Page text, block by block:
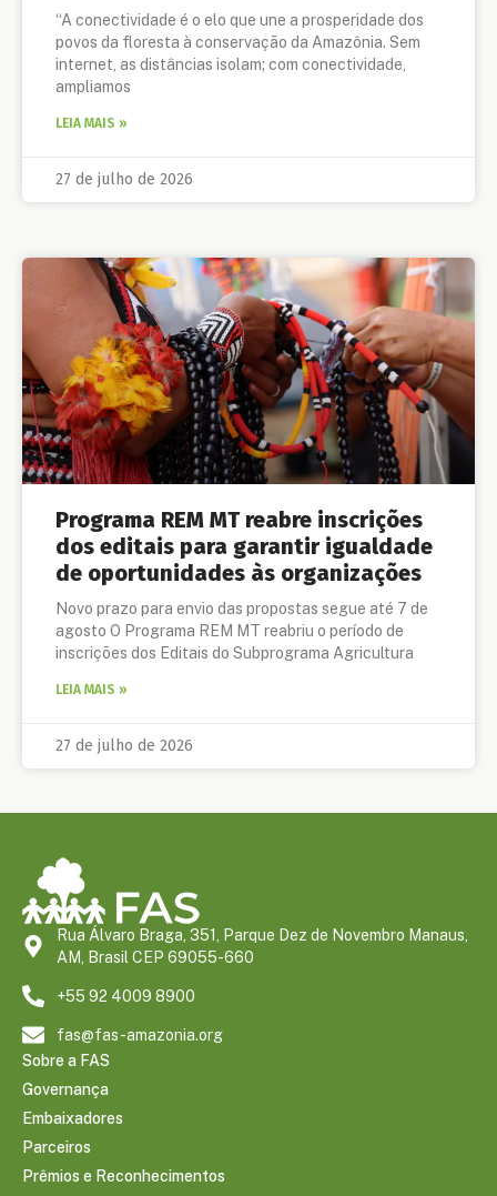
“A conectividade é o elo que une a prosperidade dos
povos da floresta à conservação da Amazônia. Sem
internet, as distâncias isolam; com conectividade,
ampliamos
LEIA MAIS »
27 de julho de 2026
Programa REM MT reabre inscrições
dos editais para garantir igualdade
de oportunidades às organizações
Novo prazo para envio das propostas segue até 7 de
agosto O Programa REM MT reabriu o período de
inscrições dos Editais do Subprograma Agricultura
LEIA MAIS »
27 de julho de 2026
Rua Álvaro Braga, 351, Parque Dez de Novembro Manaus,
AM, Brasil CEP 69055-660
+55 92 4009 8900
fas@fas-amazonia.org
Sobre a FAS
Governança
Embaixadores
Parceiros
Prêmios e Reconhecimentos